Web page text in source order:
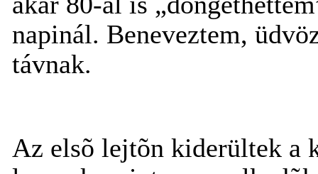
napinál. Beneveztem,
távnak.
Az elsõ lejtõn kiderültek a